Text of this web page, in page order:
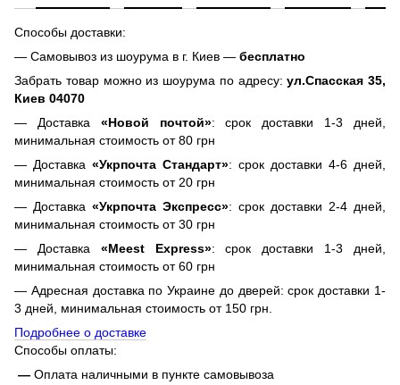
Способы доставки:
— Самовывоз из шоурума в г. Киев — бесплатно
Забрать товар можно из шоурума по адресу:ул.Спасская 35,
Киев 04070
— Доставка «Новой почтой»: срок доставки 1-3 дней,
минимальная стоимость от 80 грн
— Доставка «Укрпочта Стандарт»: срок доставки 4-6 дней,
минимальная стоимость от 20 грн
— Доставка «Укрпочта Экспресс»: срок доставки 2-4 дней,
минимальная стоимость от 30 грн
— Доставка «Meest Express»: срок доставки 1-3 дней,
минимальная стоимость от 60 грн
— Адресная доставка по Украине до дверей: срок доставки 1-
3 дней, минимальная стоимость от 150 грн.
Подробнее о доставке
Способы оплаты:
— Оплата наличными в пункте самовывоза